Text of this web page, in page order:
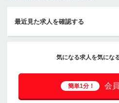
最近見た求人を確認する
気になる求人を気にな
簡単1分！ 会